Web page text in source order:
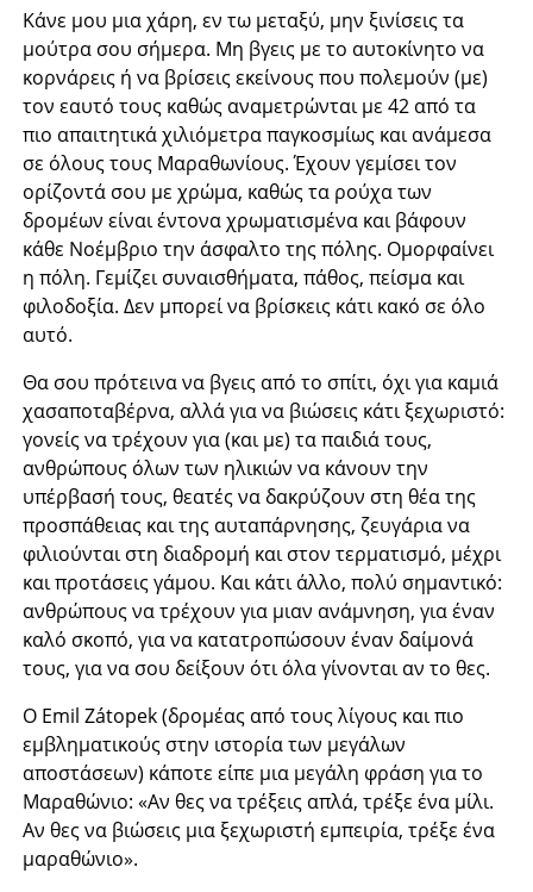
Κάνε μου μια χάρη, εν τω μεταξύ, μην ξινίσεις τα
μούτρα σου σήμερα. Μη βγεις με το αυτοκίνητο να
κορνάρεις ή να βρίσεις εκείνους που πολεμούν (με)
τον εαυτό τους καθώς αναμετρώνται με 42 από τα
πιο απαιτητικά χιλιόμετρα παγκοσμίως και ανάμεσα
σε όλους τους Μαραθωνίους. Έχουν γεμίσει τον
ορίζοντά σου με χρώμα, καθώς τα ρούχα των
δρομέων είναι έντονα χρωματισμένα και βάφουν
κάθε Νοέμβριο την άσφαλτο της πόλης. Ομορφαίνει
η πόλη. Γεμίζει συναισθήματα, πάθος, πείσμα και
φιλοδοξία. Δεν μπορεί να βρίσκεις κάτι κακό σε όλο
αυτό.
Θα σου πρότεινα να βγεις από το σπίτι, όχι για καμιά
χασαποταβέρνα, αλλά για να βιώσεις κάτι ξεχωριστό:
γονείς να τρέχουν για (και με) τα παιδιά τους,
ανθρώπους όλων των ηλικιών να κάνουν την
υπέρβασή τους, θεατές να δακρύζουν στη θέα της
προσπάθειας και της αυταπάρνησης, ζευγάρια να
φιλιούνται στη διαδρομή και στον τερματισμό, μέχρι
και προτάσεις γάμου. Και κάτι άλλο, πολύ σημαντικό:
ανθρώπους να τρέχουν για μιαν ανάμνηση, για έναν
καλό σκοπό, για να κατατροπώσουν έναν δαίμονά
τους, για να σου δείξουν ότι όλα γίνονται αν το θες.
Ο Emil Zátopek (δρομέας από τους λίγους και πιο
εμβληματικούς στην ιστορία των μεγάλων
αποστάσεων) κάποτε είπε μια μεγάλη φράση για το
Μαραθώνιο: «Αν θες να τρέξεις απλά, τρέξε ένα μίλι.
Αν θες να βιώσεις μια ξεχωριστή εμπειρία, τρέξε ένα
μαραθώνιο».